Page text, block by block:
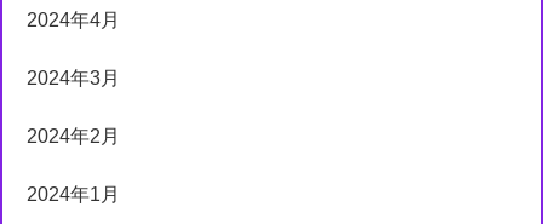
2024年4月
2024年3月
2024年2月
2024年1月